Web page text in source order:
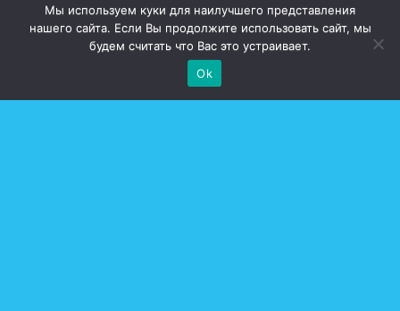
Стоматолог Сумы, стоматологические клиники Сумы, детская стоматология в
Сумах. | Частная стоматология Сумы
Мы используем куки для наилучшего представления
нашего сайта. Если Вы продолжите использовать сайт, мы
будем считать что Вас это устраивает.
Ok